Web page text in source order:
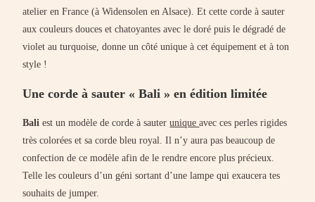
atelier en France (à Widensolen en Alsace). Et cette corde à sauter
aux couleurs douces et chatoyantes avec le doré puis le dégradé de
violet au turquoise, donne un côté unique à cet équipement et à ton
style !
Une corde à sauter « Bali » en édition limitée
Bali est un modèle de corde à sauteruniqueavec ces perles rigides
très colorées et sa corde bleu royal. Il n’y aura pas beaucoup de
confection de ce modèle afin de le rendre encore plus précieux.
Telle les couleurs d’un géni sortant d’une lampe qui exaucera tes
souhaits de jumper.